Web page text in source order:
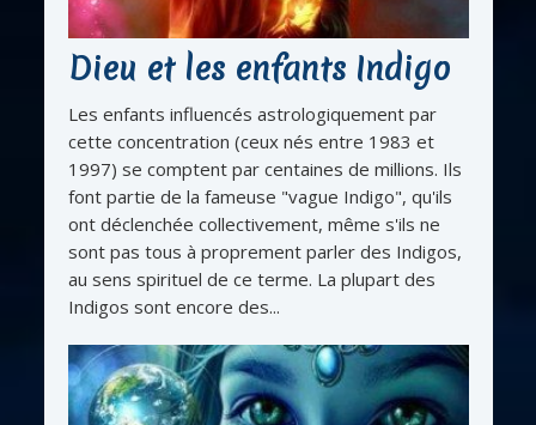
Dieu et les enfants Indigo
Les enfants influencés astrologiquement par
cette concentration (ceux nés entre 1983 et
1997) se comptent par centaines de millions. Ils
font partie de la fameuse "vague Indigo", qu'ils
ont déclenchée collectivement, même s'ils ne
sont pas tous à proprement parler des Indigos,
au sens spirituel de ce terme. La plupart des
Indigos sont encore des...